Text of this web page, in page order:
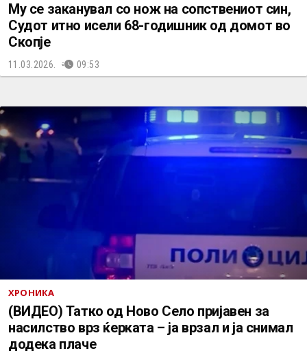
Му се заканувал со нож на сопствениот син,
Судот итно исели 68-годишник од домот во
Скопје
11.03.2026. 09:53
ХРОНИКА
(ВИДЕО) Татко од Ново Село пријавен за
насилство врз ќерката – ја врзал и ја снимал
додека плаче